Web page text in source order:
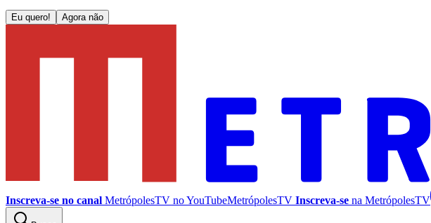
Eu quero! Agora não
Inscreva-se no canal MetrópolesTV noYouTubeMetrópolesTV Inscreva-se na MetrópolesTV